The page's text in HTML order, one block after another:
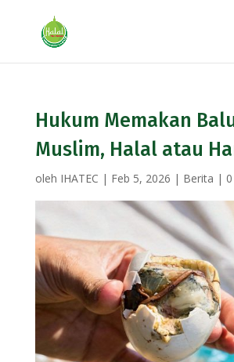
Hukum Memakan
Muslim, Halal atau
oleh IHATEC | Feb 5, 2026 | Berita |